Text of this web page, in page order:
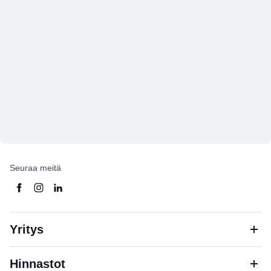
Seuraa meitä
Yritys
Hinnastot